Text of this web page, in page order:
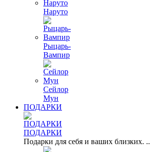
Наруто
Рыцарь-
Вампир
Сейлор
Мун
ПОДАРКИ
ПОДАРКИ
Подарки для себя и ваших близких. ..